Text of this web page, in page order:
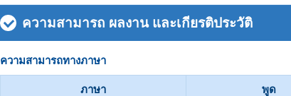
ความสามารถ ผลงาน และเกียรติประวัติ
ความสามารถทางภาษา
ภาษา พูด